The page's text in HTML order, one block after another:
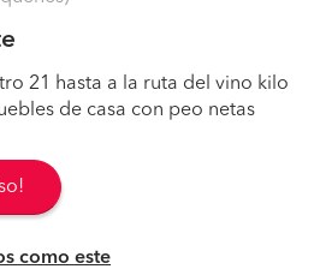
21 hasta a la ruta del vino kilo
de casa con peo netas
como este